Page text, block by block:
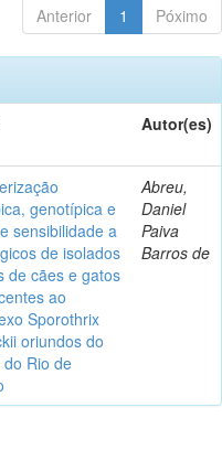
Anterior 1 Póximo
Autor(es)
genotípica e
sensibilidade a
de isolados
de cães e gatos
ao
Sporothrix
oriundos do
Rio de
Abreu,
Daniel
Paiva
Barros de